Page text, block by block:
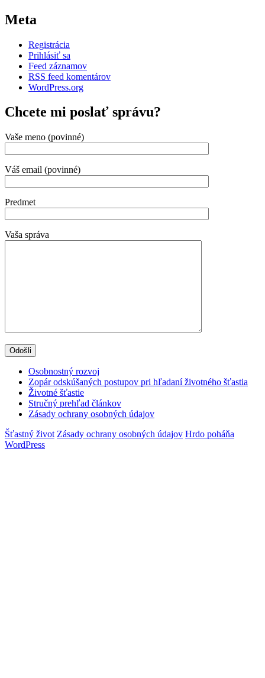
Meta
Registrácia
Prihlásiť sa
Feed záznamov
RSS feed komentárov
WordPress.org
Chcete mi poslať správu?
Vaše meno (povinné)
Váš email (povinné)
Predmet
Vaša správa
Osobnostný rozvoj
Zopár odskúšaných postupov pri hľadaní životného šťastia
Životné šťastie
Stručný prehľad článkov
Zásady ochrany osobných údajov
Šťastný život Zásady ochrany osobných údajov Hrdo poháňa
WordPress